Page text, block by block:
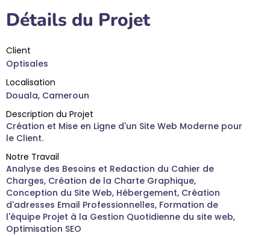
Détails du Projet
Client
Optisales
Localisation
Douala, Cameroun
Description du Projet
Création et Mise en Ligne d'un Site Web Moderne pour
le Client.
Notre Travail
Analyse des Besoins et Redaction du Cahier de
Charges, Création de la Charte Graphique,
Conception du Site Web, Hébergement, Création
d'adresses Email Professionnelles, Formation de
l'équipe Projet à la Gestion Quotidienne du site web,
Optimisation SEO